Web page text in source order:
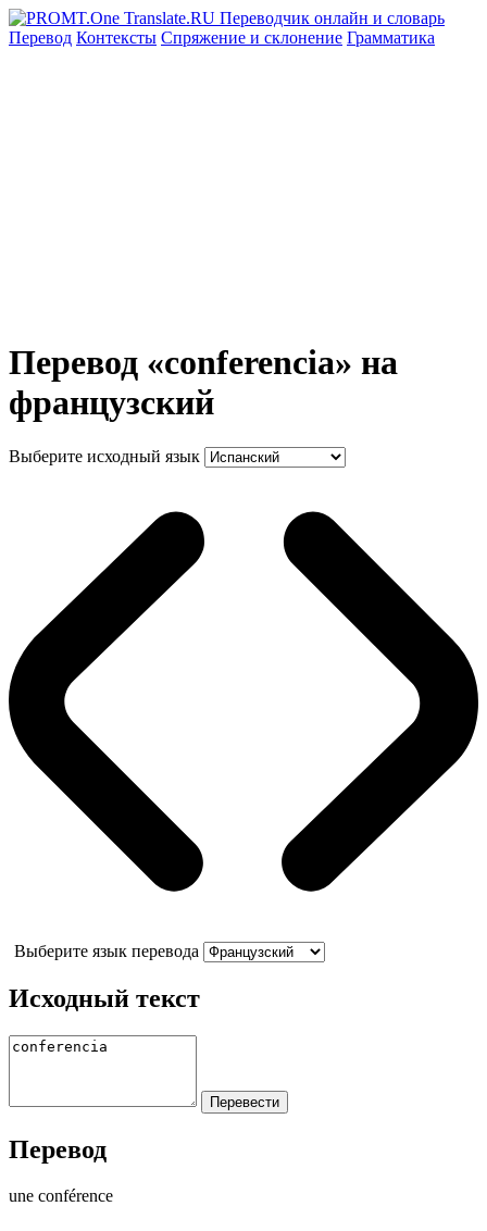
Перевод Контексты Спряжение и склонение Грамматика
Перевод «conferencia» на
французский
Выберите исходный язык
Выберите язык перевода
Исходный текст
Перевод
une conférence